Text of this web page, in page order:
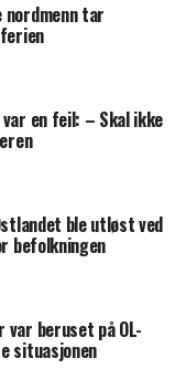
nordmenn tar
en feil: – Skal ikke
ble utløst ved
befolkningen
beruset på OL-
situasjonen